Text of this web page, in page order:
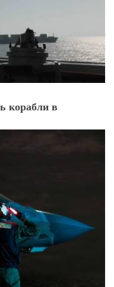
судно, Тегеран
корабли в